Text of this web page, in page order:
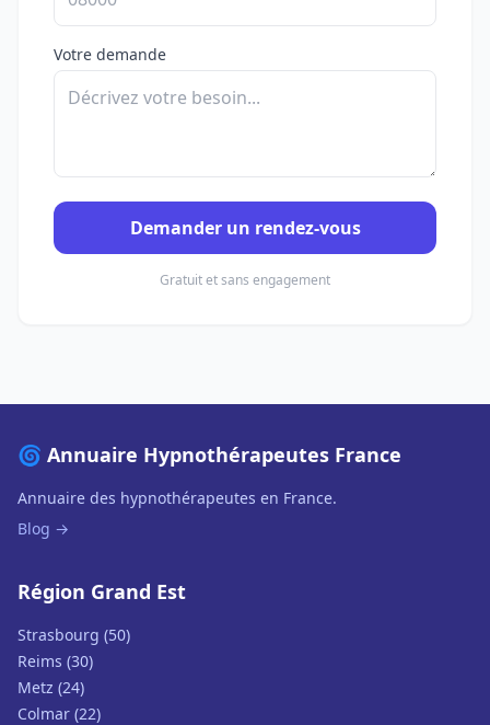
Votre demande
Demander un rendez-vous
Gratuit et sans engagement
🌀 Annuaire Hypnothérapeutes France
Annuaire des hypnothérapeutes en France.
Blog →
Région Grand Est
Strasbourg (50)
Reims (30)
Metz (24)
Colmar (22)